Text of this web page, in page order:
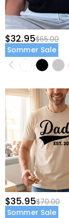
$32.95$65.00
Sommer Sale
$35.95$70.00
Sommer Sale